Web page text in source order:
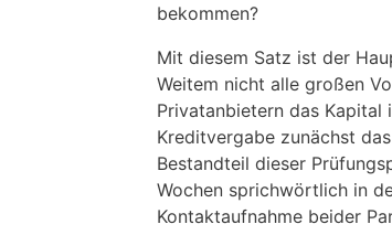
bekommen?
Mit diesem Satz ist der
Weitem nicht alle großen
Privatanbietern das Kapital
Kreditvergabe zunächst
Bestandteil dieser
Wochen sprichwörtlich in
Kontaktaufnahme beider